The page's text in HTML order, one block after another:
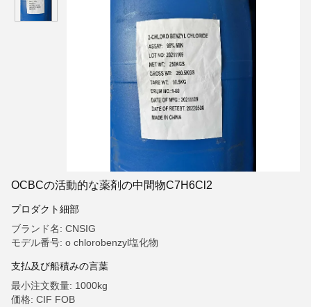
OCBCの活動的な薬剤の中間物C7H6Cl2
プロダクト細部
ブランド名: CNSIG
モデル番号: o chlorobenzyl塩化物
支払及び船積みの言葉
最小注文数量: 1000kg
価格: CIF FOB